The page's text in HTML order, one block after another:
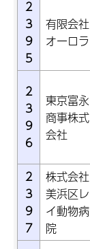
2
3
9
5
有限会社
オーロラ
2
3
9
6
東京富永
商事株式
会社
2
3
9
7
株式会社
美浜区レ
イ動物病
院